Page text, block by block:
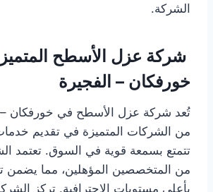
الشركة.
شركة عزل الأسطح
خورفكان – الفجيرة
تُعد شركة عزل الأسطح في خورفكان –
من الشركات المتميزة في تقديم
تتمتع بسمعة قوية في السوق. تعتمد
من المتخصصين المؤهلين، مما يضمن
بأعلى مستويات الاحترافية. تركز